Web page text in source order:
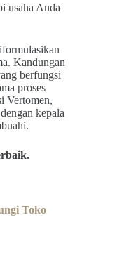
usaha Anda
Kandungan
berfungsi
proses
Vertomen,
kepala
Toko